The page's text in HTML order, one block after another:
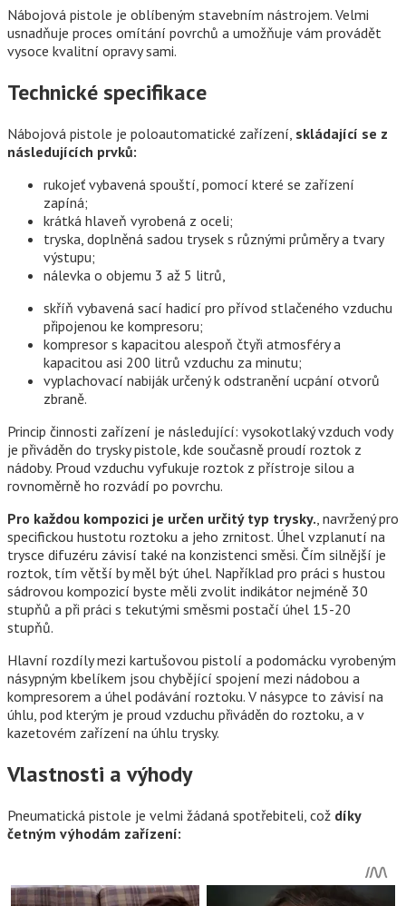
Nábojová pistole je oblíbeným stavebním nástrojem. Velmi
usnadňuje proces omítání povrchů a umožňuje vám provádět
vysoce kvalitní opravy sami.
Technické specifikace
Nábojová pistole je poloautomatické zařízení, skládající se z
následujících prvků:
rukojeť vybavená spouští, pomocí které se zařízení
zapíná;
krátká hlaveň vyrobená z oceli;
tryska, doplněná sadou trysek s různými průměry a tvary
výstupu;
nálevka o objemu 3 až 5 litrů,
skříň vybavená sací hadicí pro přívod stlačeného vzduchu
připojenou ke kompresoru;
kompresor s kapacitou alespoň čtyři atmosféry a
kapacitou asi 200 litrů vzduchu za minutu;
vyplachovací nabiják určený k odstranění ucpání otvorů
zbraně.
Princip činnosti zařízení je následující: vysokotlaký vzduch vody
je přiváděn do trysky pistole, kde současně proudí roztok z
nádoby. Proud vzduchu vyfukuje roztok z přístroje silou a
rovnoměrně ho rozvádí po povrchu.
Pro každou kompozici je určen určitý typ trysky. , navržený pro
specifickou hustotu roztoku a jeho zrnitost. Úhel vzplanutí na
trysce difuzéru závisí také na konzistenci směsi. Čím silnější je
roztok, tím větší by měl být úhel. Například pro práci s hustou
sádrovou kompozicí byste měli zvolit indikátor nejméně 30
stupňů a při práci s tekutými směsmi postačí úhel 15-20
stupňů.
Hlavní rozdíly mezi kartušovou pistolí a podomácku vyrobeným
násypným kbelíkem jsou chybějící spojení mezi nádobou a
kompresorem a úhel podávání roztoku. V násypce to závisí na
úhlu, pod kterým je proud vzduchu přiváděn do roztoku, a v
kazetovém zařízení na úhlu trysky.
Vlastnosti a výhody
Pneumatická pistole je velmi žádaná spotřebiteli, což díky
četným výhodám zařízení: